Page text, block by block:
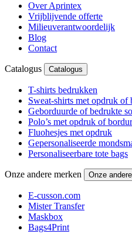
Over Aprintex
Vrijblijvende offerte
Milieuverantwoordelijk
Blog
Contact
Catalogus Catalogus
T-shirts bedrukken
Sweat-shirts met opdruk of
Geborduurde of bedrukte
Polo’s met opdruk of
Fluohesjes met opdruk
Gepersonaliseerde
Personaliseerbare tote bags
Onze andere merken Onze
E-cusson.com
Mister Transfer
Maskbox
Bags4Print